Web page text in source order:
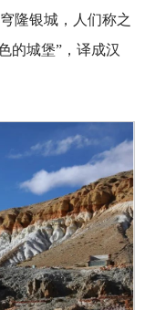
隆银城，人们称之
的城堡”，译成汉